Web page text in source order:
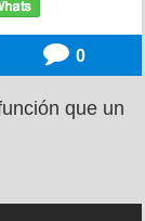
0
que un